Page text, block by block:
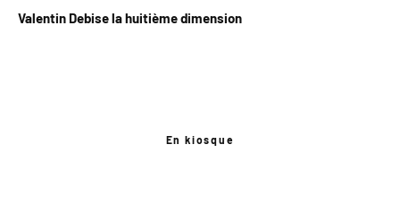
Valentin Debise la huitième dimension
En kiosque